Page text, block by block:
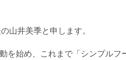
山井美季と申します。
を始め、これまで「シンプル